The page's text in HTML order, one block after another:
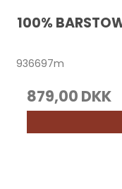
100%
936697m
879,00 DKK